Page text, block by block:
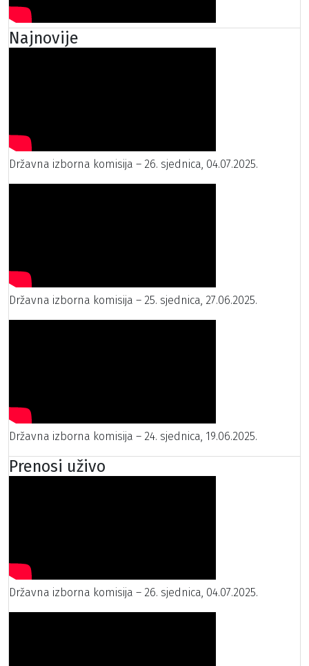
Najnovije
Državna izborna komisija – 26. sjednica, 04.07.2025.
Državna izborna komisija – 25. sjednica, 27.06.2025.
Državna izborna komisija – 24. sjednica, 19.06.2025.
Prenosi uživo
Državna izborna komisija – 26. sjednica, 04.07.2025.